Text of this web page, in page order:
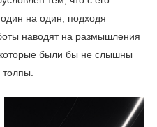
на один, подходя
наводят на размышления
были бы не слышны